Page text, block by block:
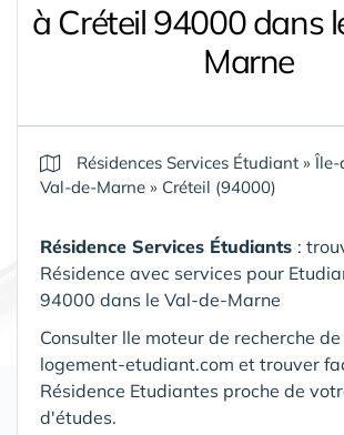
à Créteil 94000 dans
Marne
Résidences Services Étudiant »Île-
Val-de-Marne » Créteil (94000)
Résidence Services Étudiants :
Résidence avec services pour
94000 dans le Val-de-Marne
Consulter lle moteur de recherche
logement-etudiant.com et trouver
Résidence Etudiantes proche de
d'études.